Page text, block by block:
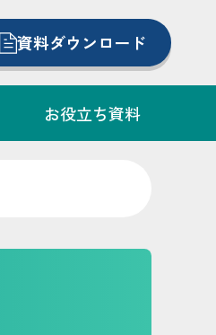
資料ダウンロード
お役立ち資料